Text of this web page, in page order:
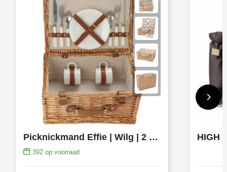
Picknickmand Effie | Wilg | 2 personen
392op voorraad